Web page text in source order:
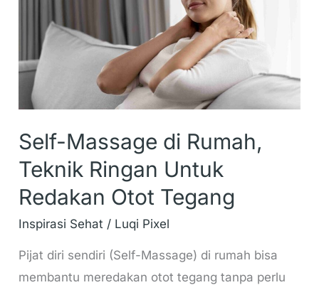
Self-Massage di Rumah,
Teknik Ringan Untuk
Redakan Otot Tegang
Inspirasi Sehat / Luqi Pixel
Pijat diri sendiri (Self-Massage) di rumah bisa
membantu meredakan otot tegang tanpa perlu
Teknik
Ringan
Untuk
Redakan
Otot
Tegang